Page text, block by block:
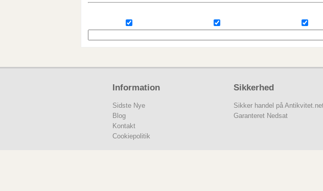
Information
Sidste Nye
Blog
Kontakt
Cookiepolitik
Sikkerhed
Sikker handel på
Garanteret Nedsat